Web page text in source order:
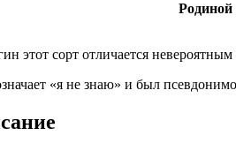
Родиной
этот сорт отличается
«я не знаю» и был